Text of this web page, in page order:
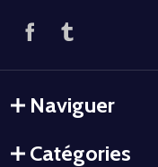
Naviguer
Catégories